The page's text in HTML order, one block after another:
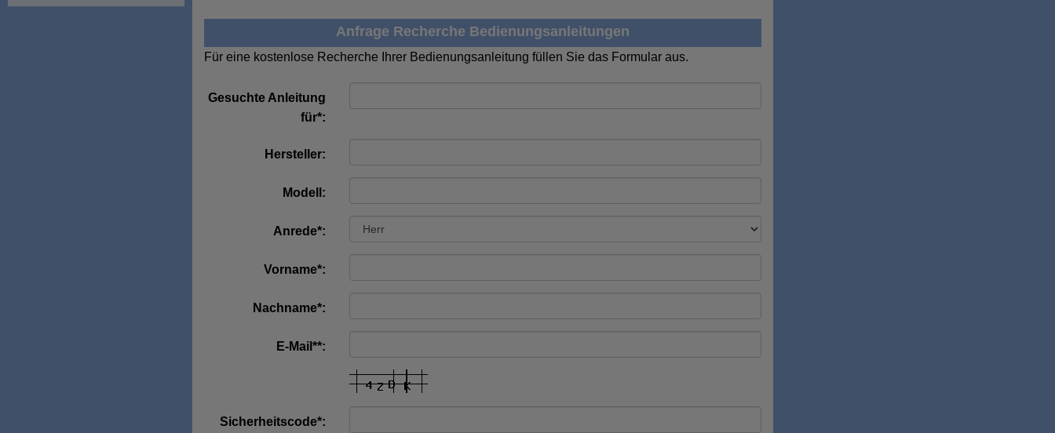
Anfrage Recherche Bedienungsanleitungen
Für eine kostenlose Recherche Ihrer Bedienungsanleitung füllen Sie das Formular aus.
Gesuchte Anleitung
für*:
Hersteller:
Modell:
Anrede*:
Vorname*:
Nachname*:
E-Mail**:
Sicherheitscode*: